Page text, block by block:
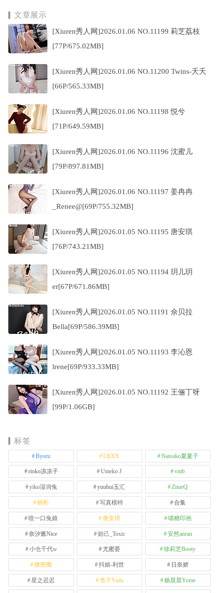
文章展示
[Xiuren秀人网]2026.01.06 NO.11199 莉芝荔枝
[77P/675.02MB]
[Xiuren秀人网]2026.01.06 NO.11200 Twins-夭夭
[66P/565.33MB]
[Xiuren秀人网]2026.01.06 NO.11198 悦兮
[71P/649.59MB]
[Xiuren秀人网]2026.01.06 NO.11196 沈蜜儿
[79P/897.81MB]
[Xiuren秀人网]2026.01.06 NO.11197 姜冉冉
_Renee@[69P/755.32MB]
[Xiuren秀人网]2026.01.05 NO.11195 唐安琪
[76P/743.21MB]
[Xiuren秀人网]2026.01.05 NO.11194 玥儿玥
er[67P/671.86MB]
[Xiuren秀人网]2026.01.05 NO.11191 佘贝拉
Bella[69P/586.39MB]
[Xiuren秀人网]2026.01.05 NO.11193 李沁恩
lrene[69P/933.33MB]
[Xiuren秀人网]2026.01.05 NO.11192 王俪丁呀
[99P/1.06GB]
标签
Byoru LRXX Natsuko夏夏子
rioko凉凉子 Umeko J vmb
yiko湿润兔 yuuhui玉汇 ZinieQ
丽柜 写真模特 合集
咬一口兔娘 唐安琪 喵糖印画
奈汐酱Nice 妲己_Toxic 安然anran
小仓千代w 尤蜜荟 徐莉芝Booty
微密圈 抖娘-利世 日奈娇
星之迟迟 杏子Yada 杨晨晨Yome